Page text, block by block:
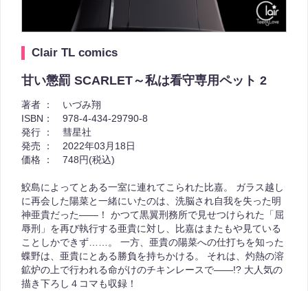
Clair TL comics
甘い懲罰 SCARLET～私は看守専用ペット 2
著者 ：
いづみ翔
ISBN：
978-4-434-29790-8
発行 ：
彗星社
発売 ：
2022年03月18日
価格 ：
748円(税込)
鮫島によってとある一室に連れてこられた比嘉。 ガラス越し
に再会した陽菜と一緒にいたのは、洗脳され自我を失った明
神亜貴だった――！ かつて黒翼刑務所で見せつけられた「屈
辱刑」を再び執行する亜貴に対し、比嘉はまたもや見ている
ことしかできず……。 一方、亜貴の陽菜への仕打ちを知った
蝶野は、亜貴にとある勝負を持ちかける。 それは、灼熱の溶
鉱炉の上で行われる命がけのチキンレースで――!? 大人気の
描き下ろし４コマも収録！